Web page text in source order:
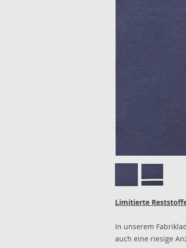
Limitierte
In unserem
auch eine riesige